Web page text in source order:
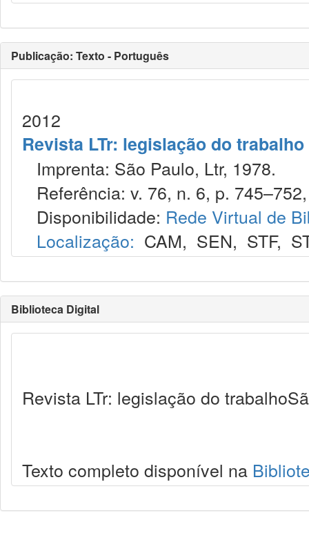
Publicação: Texto - Português
2012
Revista LTr: legislação do trabalho
Imprenta: São Paulo, Ltr, 1978.
Referência: v. 76, n. 6, p.
Disponibilidade: Rede Virtual de
Localização: CAM, SEN, STF,
Biblioteca Digital
Revista LTr: legislação do
Texto completo disponível na